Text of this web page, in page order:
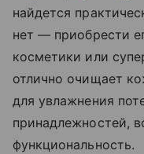
найдется
нет — приобрести
косметики или
отлично очищает
для увлажнения
принадлежностей,
функциональность.